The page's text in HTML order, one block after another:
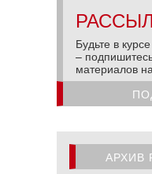
Будьте в
–
материалов
АРХИВ